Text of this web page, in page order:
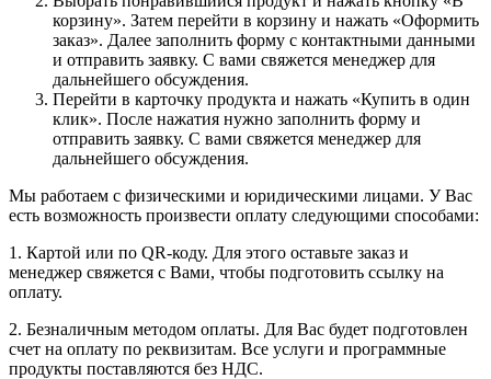
корзину». Затем перейти в корзину и нажать «Оформить
заказ». Далее заполнить форму с контактными данными
и отправить заявку. С вами свяжется менеджер для
дальнейшего обсуждения.
Перейти в карточку продукта и нажать «Купить в один
клик». После нажатия нужно заполнить форму и
отправить заявку. С вами свяжется менеджер для
дальнейшего обсуждения.
Мы работаем с физическими и юридическими лицами. У Вас
есть возможность произвести оплату следующими способами:
1. Картой или по QR-коду. Для этого оставьте заказ и
менеджер свяжется с Вами, чтобы подготовить ссылку на
оплату.
2. Безналичным методом оплаты. Для Вас будет подготовлен
счет на оплату по реквизитам. Все услуги и программные
продукты поставляются без НДС.